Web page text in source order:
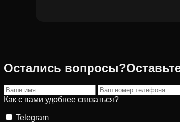
Остались вопросы?
Как с вами удобнее связаться?
Telegram